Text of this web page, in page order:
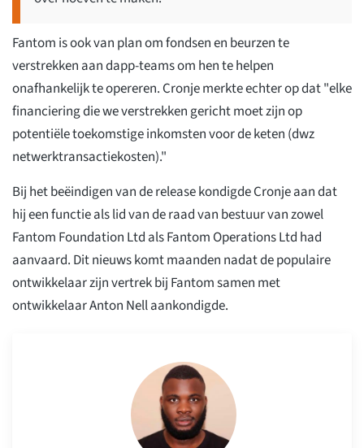
Fantom is ook van plan om fondsen en beurzen te
verstrekken aan dapp-teams om hen te helpen
onafhankelijk te opereren. Cronje merkte echter op dat "elke
financiering die we verstrekken gericht moet zijn op
potentiële toekomstige inkomsten voor de keten (dwz
netwerktransactiekosten)."
Bij het beëindigen van de release kondigde Cronje aan dat
hij een functie als lid van de raad van bestuur van zowel
Fantom Foundation Ltd als Fantom Operations Ltd had
aanvaard. Dit nieuws komt maanden nadat de populaire
ontwikkelaar zijn vertrek bij Fantom samen met
ontwikkelaar Anton Nell aankondigde.